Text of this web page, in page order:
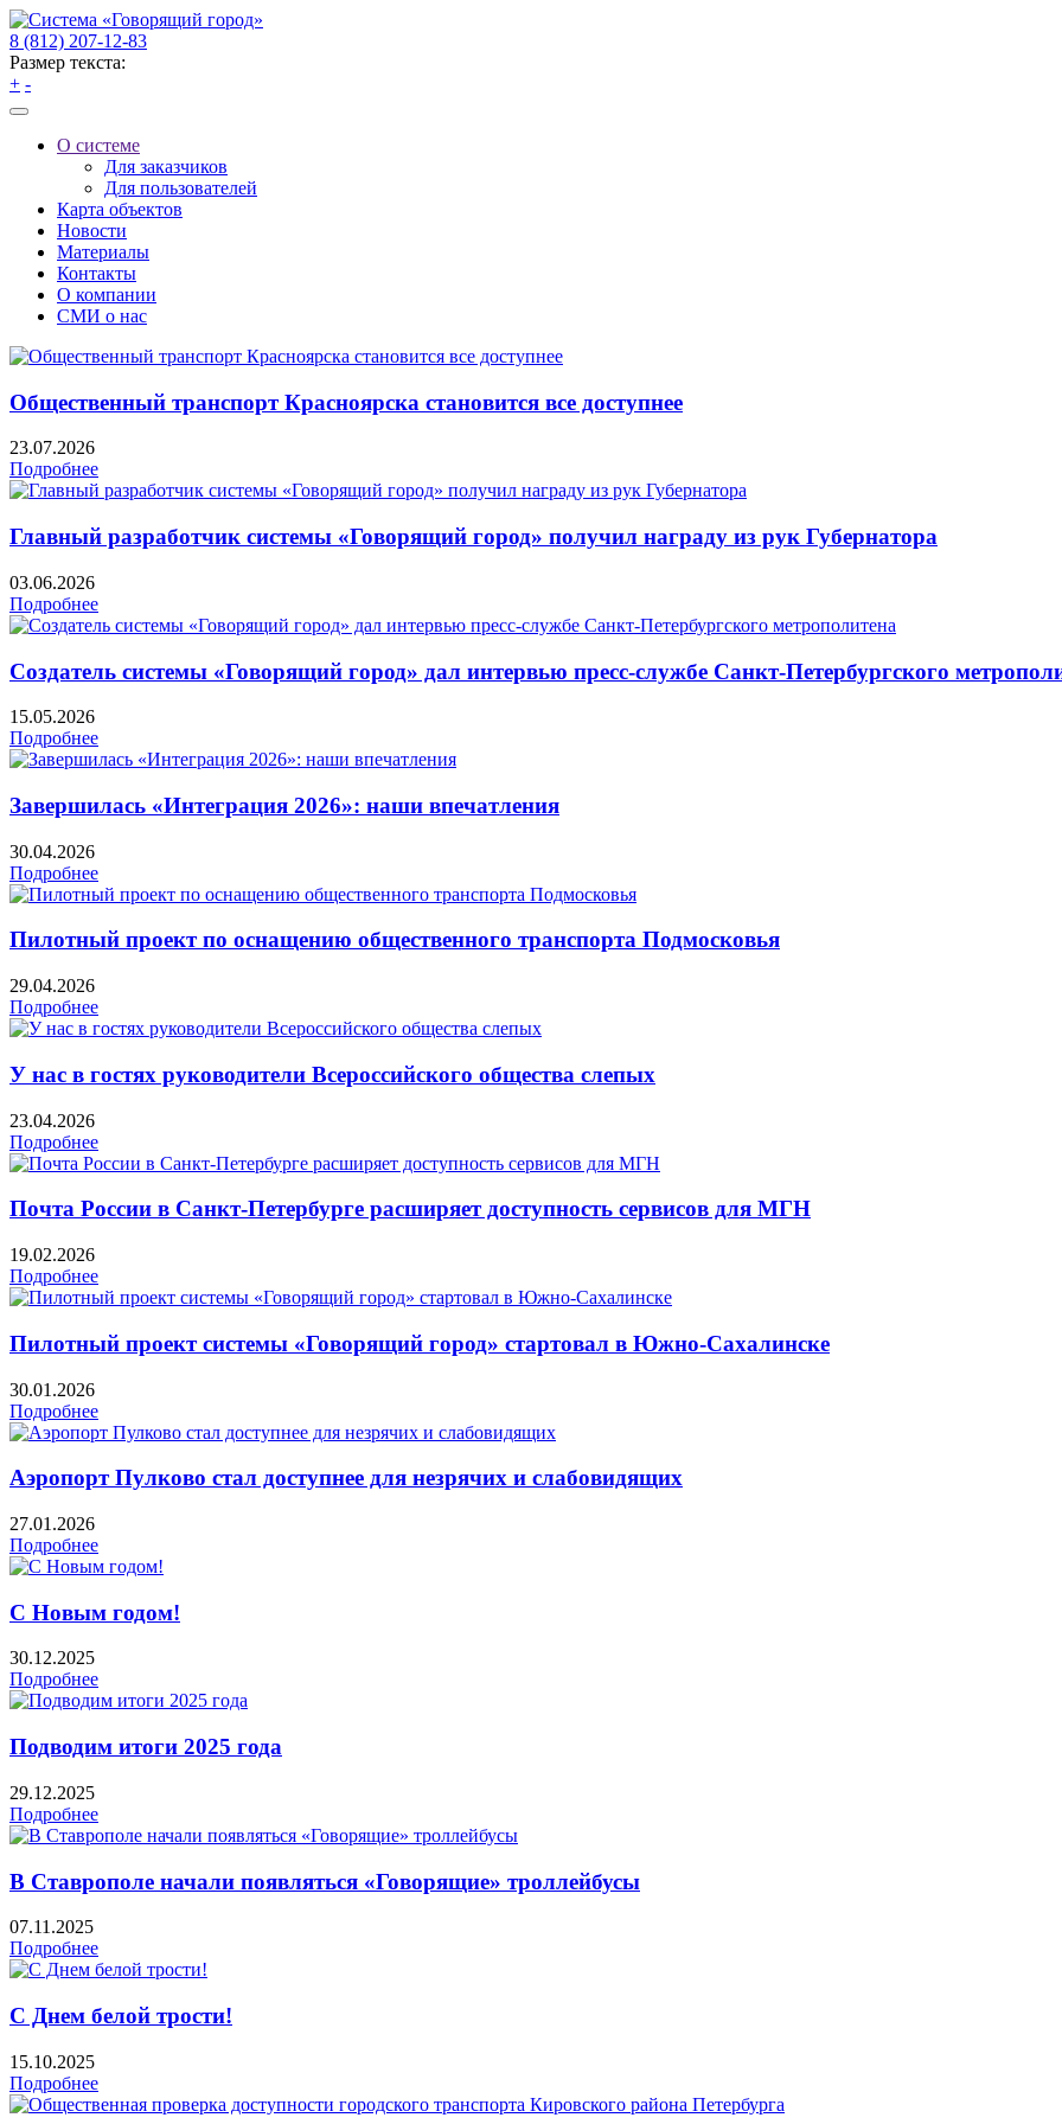
8 (812) 207-12-83
Размер текста:
+ -
О системе
Для заказчиков
Для пользователей
Карта объектов
Новости
Материалы
Контакты
О компании
СМИ о нас
Общественный транспорт Красноярска становится все доступнее
23.07.2026
Подробнее
Главный разработчик системы «Говорящий город» получил награду из рук Губернатора
03.06.2026
Подробнее
Создатель системы «Говорящий город» дал интервью пресс-службе Санкт-Петербургского
15.05.2026
Подробнее
Завершилась «Интеграция 2026»: наши впечатления
30.04.2026
Подробнее
Пилотный проект по оснащению общественного транспорта Подмосковья
29.04.2026
Подробнее
У нас в гостях руководители Всероссийского общества слепых
23.04.2026
Подробнее
Почта России в Санкт-Петербурге расширяет доступность сервисов для МГН
19.02.2026
Подробнее
Пилотный проект системы «Говорящий город» стартовал в Южно-Сахалинске
30.01.2026
Подробнее
Аэропорт Пулково стал доступнее для незрячих и слабовидящих
27.01.2026
Подробнее
С Новым годом!
30.12.2025
Подробнее
Подводим итоги 2025 года
29.12.2025
Подробнее
В Ставрополе начали появляться «Говорящие» троллейбусы
07.11.2025
Подробнее
С Днем белой трости!
15.10.2025
Подробнее